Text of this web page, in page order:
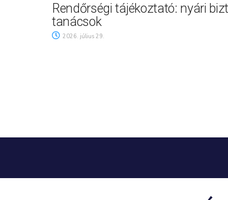
Rendőrségi tájékoztató: nyári
tanácsok
2026. július 29.